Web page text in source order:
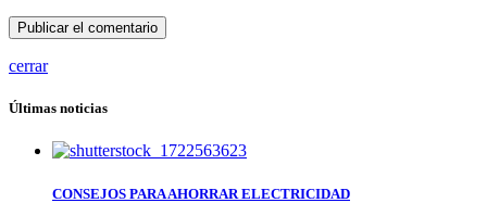
cerrar
Últimas noticias
CONSEJOS PARA AHORRAR ELECTRICIDAD